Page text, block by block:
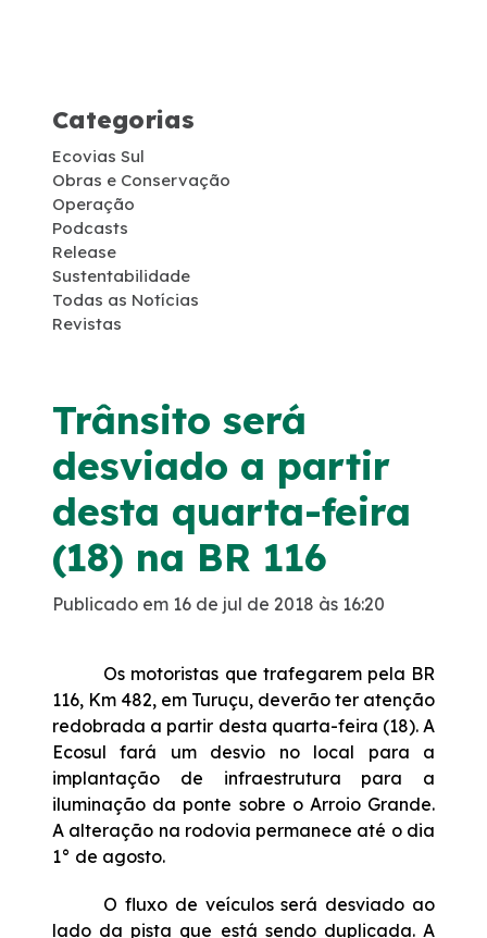
Cargas Especiais
Links Úteis
SAU's
Carta ao Usuário
Notícias
Podcasts
Sustentabilidade
Compromissos Voluntários ESG
Projetos Socioambientais
Política de Gestão Integrada
Certificações
Atendimento
Categorias
Ecovias Sul
Obras e Conservação
Operação
Podcasts
Release
Sustentabilidade
Todas as Notícias
Revistas
Trânsito será
desviado a partir
desta quarta-feira
(18) na BR 116
Publicado em 16 de jul de 2018 às 16:20
Os motoristas que trafegarem pela BR
116, Km 482, em Turuçu, deverão ter atenção
redobrada a partir desta quarta-feira (18). A
Ecosul fará um desvio no local para a
implantação de infraestrutura para a
iluminação da ponte sobre o Arroio Grande.
A alteração na rodovia permanece até o dia
1° de agosto.
O fluxo de veículos será desviado ao
lado da pista que está sendo duplicada. A